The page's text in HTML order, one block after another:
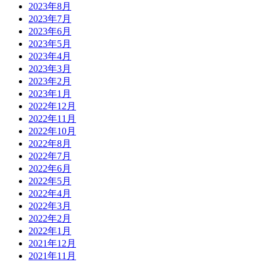
2023年8月
2023年7月
2023年6月
2023年5月
2023年4月
2023年3月
2023年2月
2023年1月
2022年12月
2022年11月
2022年10月
2022年8月
2022年7月
2022年6月
2022年5月
2022年4月
2022年3月
2022年2月
2022年1月
2021年12月
2021年11月